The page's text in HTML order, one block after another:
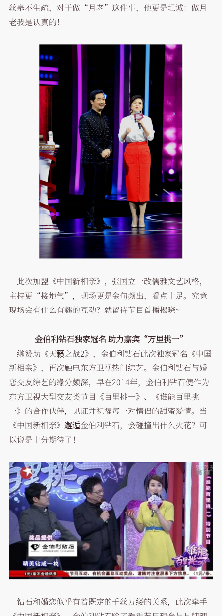
丝毫不生疏，对于做“月老”这件事，他更是坦诚：做月
老我是认真的！
此次加盟《中国新相亲》，张国立一改儒雅文艺风格，
主持更“接地气”，现场更是金句频出，看点十足。究竟
现场会有什么有趣的互动？就留待节目首播揭晓~
金伯利钻石独家冠名助力嘉宾“万里挑一”
继赞助《天籁之战2》，金伯利钻石此次独家冠名《中国
新相亲》，再次触电东方卫视热门综艺。金伯利钻石与婚
恋交友综艺的缘分颇深，早在2014年，金伯利钻石便作为
东方卫视大型交友类节目《百里挑一》、《谁能百里挑
一》的合作伙伴，见证并祝福每一对情侣的甜蜜爱情。当
《中国新相亲》邂逅金伯利钻石，会碰撞出什么火花？可
以说是十分期待了！
钻石和婚恋似乎有着既定的千丝万缕的关系，此次牵手